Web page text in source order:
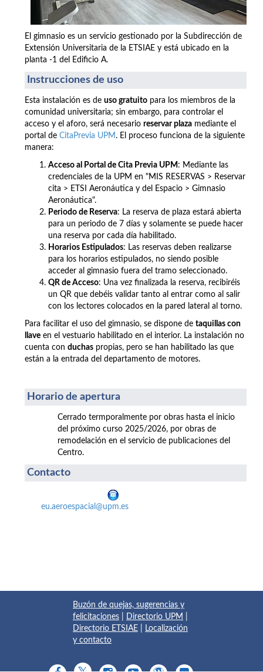
El gimnasio es un servicio gestionado por la Subdirección de
Extensión Universitaria de la ETSIAE y está ubicado en la
planta -1 del Edificio A.
Instrucciones de uso
Esta instalación es de uso gratuito para los miembros de la
comunidad universitaria; sin embargo, para controlar el
acceso y el aforo, será necesario reservar plaza mediante el
portal de CitaPrevia UPM. El proceso funciona de la siguiente
manera:
Acceso al Portal de Cita Previa UPM : Mediante las
credenciales de la UPM en "MIS RESERVAS > Reservar
cita > ETSI Aeronáutica y del Espacio > Gimnasio
Aeronáutica".
Periodo de Reserva: La reserva de plaza estará abierta
para un periodo de 7 días y solamente se puede hacer
una reserva por cada día habilitado.
Horarios Estipulados: Las reservas deben realizarse
para los horarios estipulados, no siendo posible
acceder al gimnasio fuera del tramo seleccionado.
QR de Acceso: Una vez finalizada la reserva, recibiréis
un QR que debéis validar tanto al entrar como al salir
con los lectores colocados en la pared lateral al torno.
Para facilitar el uso del gimnasio, se dispone de taquillas con
llave en el vestuario habilitado en el interior. La instalación no
cuenta con duchas propias, pero se han habilitado las que
están a la entrada del departamento de motores.
Horario de apertura
Cerrado termporalmente por obras hasta el inicio
del próximo curso 2025/2026, por obras de
remodelación en el servicio de publicaciones del
Centro.
Contacto
eu.aeroespacial@upm.es
Buzón de quejas, sugerencias y
felicitaciones
Directorio UPM
Directorio ETSIAE
Localización
y contacto